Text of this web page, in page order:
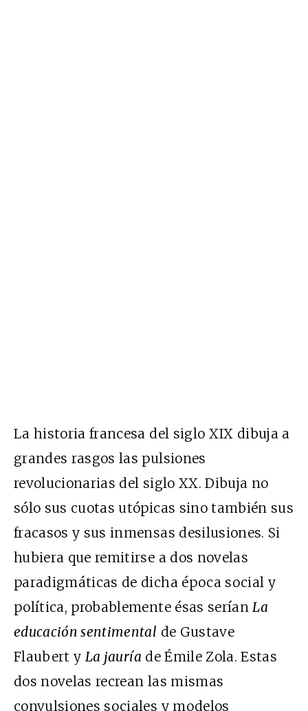
La historia francesa del siglo XIX dibuja a
grandes rasgos las pulsiones
revolucionarias del siglo XX. Dibuja no
sólo sus cuotas utópicas sino también sus
fracasos y sus inmensas desilusiones. Si
hubiera que remitirse a dos novelas
paradigmáticas de dicha época social y
política, probablemente ésas seríanLa
educación sentimental de Gustave
Flaubert y La jauría de Émile Zola. Estas
dos novelas recrean las mismas
convulsiones sociales y modelos